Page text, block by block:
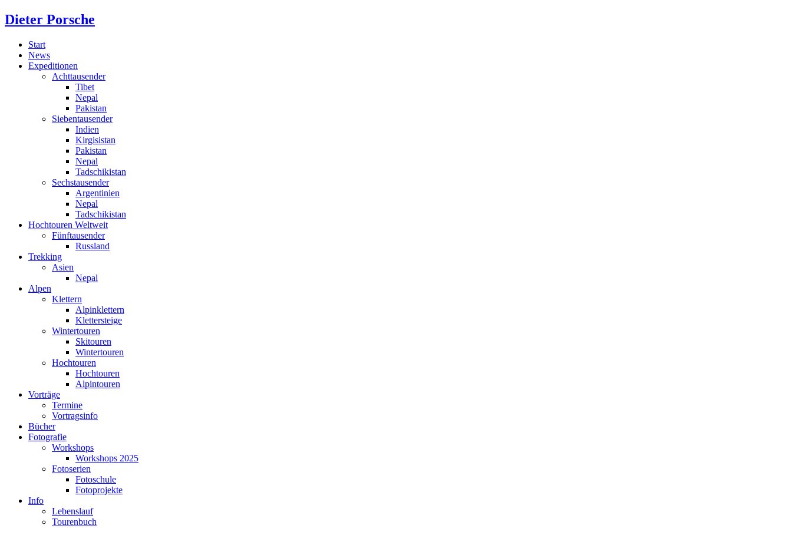
Dieter Porsche
Start
News
Expeditionen
Achttausender
Tibet
Nepal
Pakistan
Siebentausender
Indien
Kirgisistan
Pakistan
Nepal
Tadschikistan
Sechstausender
Argentinien
Nepal
Tadschikistan
Hochtouren Weltweit
Fünftausender
Russland
Trekking
Asien
Nepal
Alpen
Klettern
Alpinklettern
Klettersteige
Wintertouren
Skitouren
Wintertouren
Hochtouren
Hochtouren
Alpintouren
Vorträge
Termine
Vortragsinfo
Bücher
Fotografie
Workshops
Workshops 2025
Fotoserien
Fotoschule
Fotoprojekte
Info
Lebenslauf
Tourenbuch